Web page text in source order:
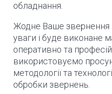
обладнання.
Жодне Ваше звернення
уваги і буде виконане
оперативно та
використовуємо
методології та
обробки звернень.